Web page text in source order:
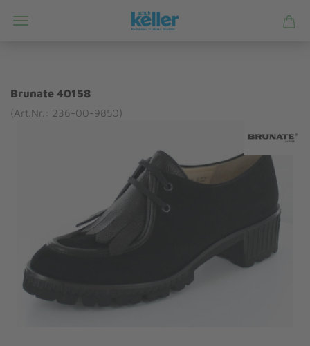
Brunate 40158
(Art.Nr.: 236-00-9850)